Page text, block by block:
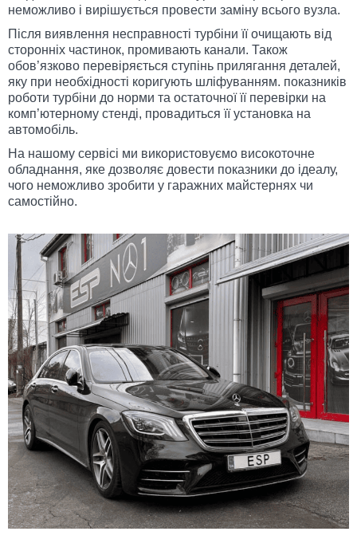
неможливо і вирішується провести заміну всього вузла.
Після виявлення несправності турбіни її очищають від
сторонніх частинок, промивають канали. Також
обов’язково перевіряється ступінь прилягання деталей,
яку при необхідності коригують шліфуванням. показників
роботи турбіни до норми та остаточної її перевірки на
комп’ютерному стенді, провадиться її установка на
автомобіль.
На нашому сервісі ми використовуємо високоточне
обладнання, яке дозволяє довести показники до ідеалу,
чого неможливо зробити у гаражних майстернях чи
самостійно.